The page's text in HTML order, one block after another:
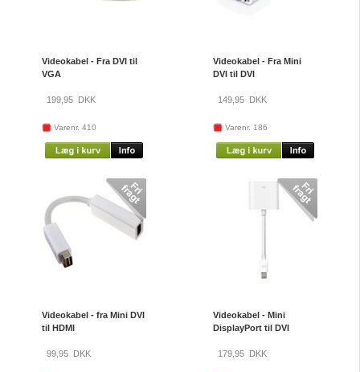
Videokabel - Fra DVI til
VGA
199,95DKK
Varenr. 410
Videokabel - Fra Mini
DVI til DVI
149,95 DKK
Varenr. 186
Videokabel - fra Mini DVI
til HDMI
99,95DKK
Videokabel - Mini
DisplayPort til DVI
179,95 DKK